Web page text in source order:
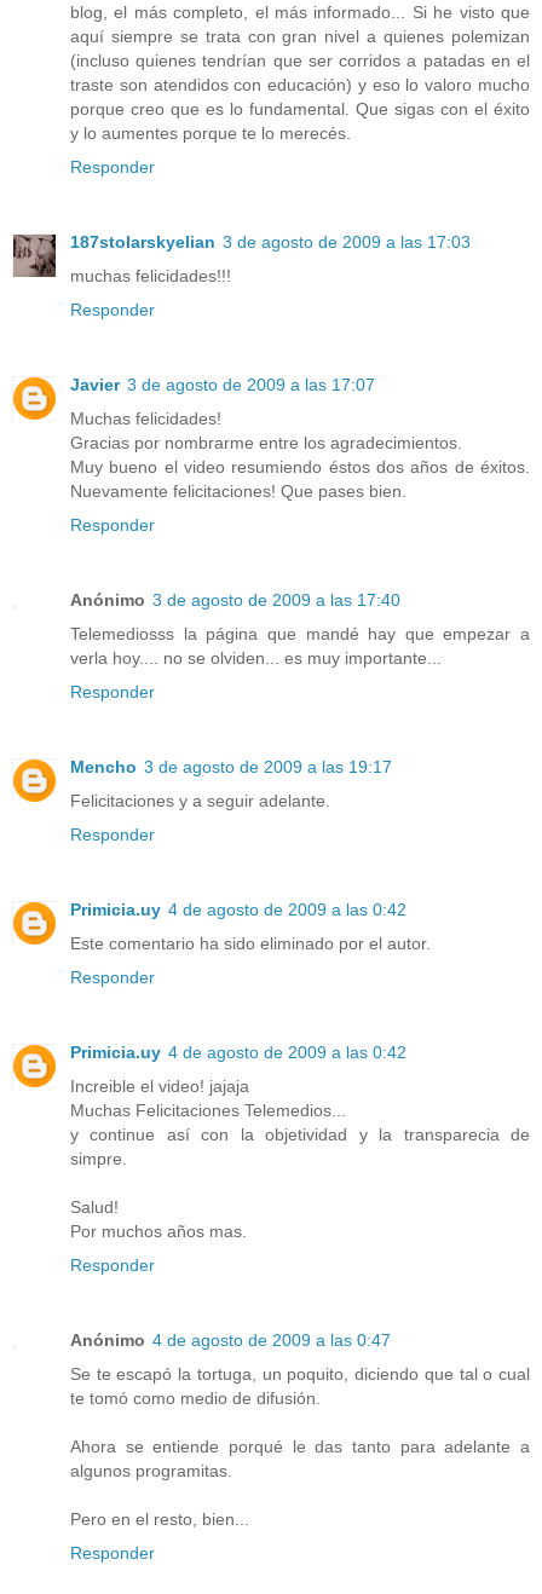
blog, el más completo, el más informado... Si he visto que
aquí siempre se trata con gran nivel a quienes polemizan
(incluso quienes tendrían que ser corridos a patadas en el
traste son atendidos con educación) y eso lo valoro mucho
porque creo que es lo fundamental. Que sigas con el éxito
y lo aumentes porque te lo merecés.
Responder
187stolarskyelian 3 de agosto de 2009 a las 17:03
muchas felicidades!!!
Responder
Javier 3 de agosto de 2009 a las 17:07
Muchas felicidades!
Gracias por nombrarme entre los agradecimientos.
Muy bueno el video resumiendo éstos dos años de éxitos.
Nuevamente felicitaciones! Que pases bien.
Responder
Anónimo 3 de agosto de 2009 a las 17:40
Telemediosss la página que mandé hay que empezar a
verla hoy.... no se olviden... es muy importante...
Responder
Mencho 3 de agosto de 2009 a las 19:17
Felicitaciones y a seguir adelante.
Responder
Primicia.uy 4 de agosto de 2009 a las 0:42
Este comentario ha sido eliminado por el autor.
Responder
Primicia.uy 4 de agosto de 2009 a las 0:42
Increible el video! jajaja
Muchas Felicitaciones Telemedios...
y continue así con la objetividad y la transparecia de
simpre.
Salud!
Por muchos años mas.
Responder
Anónimo 4 de agosto de 2009 a las 0:47
Se te escapó la tortuga, un poquito, diciendo que tal o cual
te tomó como medio de difusión.
Ahora se entiende porqué le das tanto para adelante a
algunos programitas.
Pero en el resto, bien...
Responder